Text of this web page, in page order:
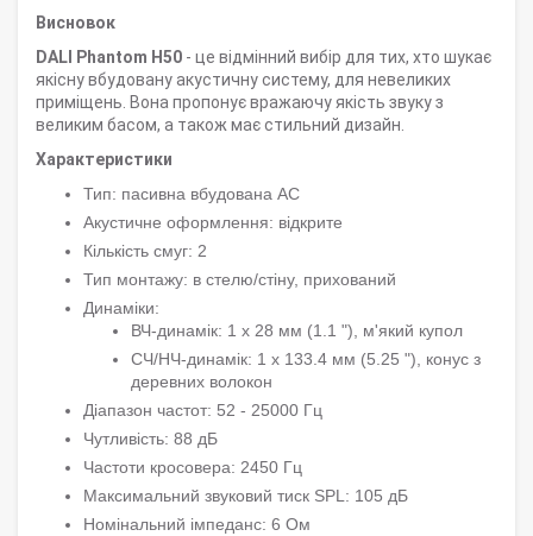
Висновок
DALI Phantom H50 - це відмінний вибір для тих, хто шукає
якісну вбудовану акустичну систему, для невеликих
приміщень. Вона пропонує вражаючу якість звуку з
великим басом, а також має стильний дизайн.
Характеристики
Тип: пасивна вбудована АС
Акустичне оформлення: відкрите
Кількість смуг: 2
Тип монтажу: в стелю/стіну, прихований
Динаміки:
ВЧ-динамік: 1 х 28 мм (1.1 "), м'який купол
СЧ/НЧ-динамік: 1 х 133.4 мм (5.25 "), конус з
деревних волокон
Діапазон частот: 52 - 25000 Гц
Чутливість: 88 дБ
Частоти кросовера: 2450 Гц
Максимальний звуковий тиск SPL: 105 дБ
Номінальний імпеданс: 6 Ом